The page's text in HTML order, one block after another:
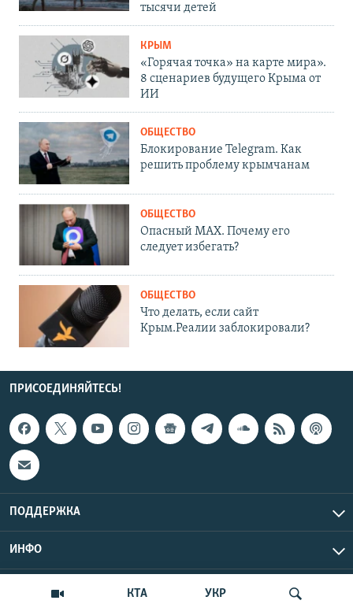
КТА УКР
тысячи детей
КРЫМ
«Горячая точка» на карте мира».
8 сценариев будущего Крыма от
ИИ
ОБЩЕСТВО
Блокирование Telegram. Как
решить проблему крымчанам
ОБЩЕСТВО
Опасный MAX. Почему его
следует избегать?
ОБЩЕСТВО
Что делать, если сайт
Крым.Реалии заблокировали?
ПРИСОЕДИНЯЙТЕСЬ!
ПОДДЕРЖКА
ИНФО
Copyright Крым.Реалии, 2026 | Все права защищены.
UTC+3